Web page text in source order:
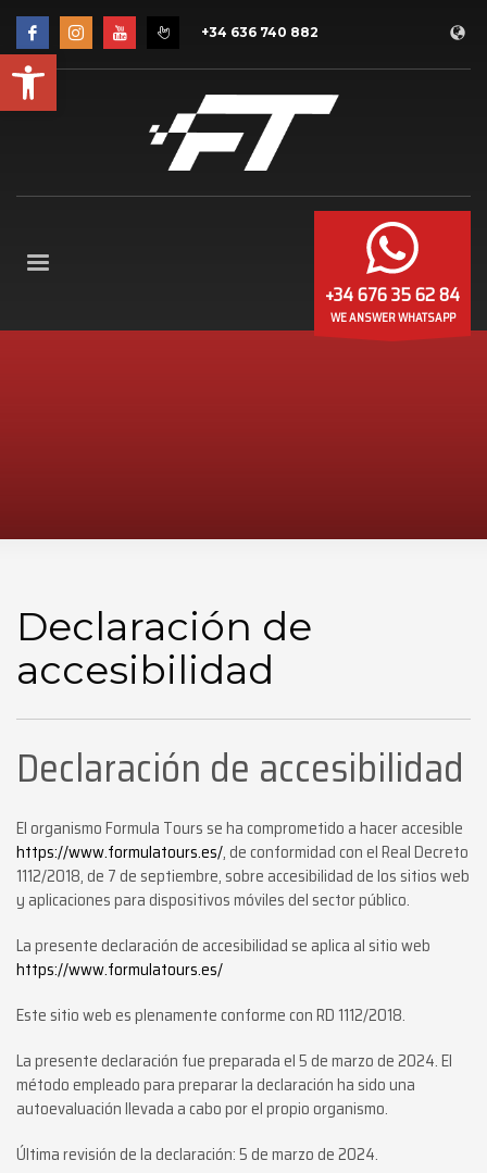
Abrir barra de herramientas
+34 636 740 882
+34 676 35 62 84
WE ANSWER WHATSAPP
Declaración de
accesibilidad
Declaración de accesibilidad
El organismo Formula Tours se ha comprometido a hacer accesible
https://www.formulatours.es/, de conformidad con el Real Decreto
1112/2018, de 7 de septiembre, sobre accesibilidad de los sitios web
y aplicaciones para dispositivos móviles del sector público.
La presente declaración de accesibilidad se aplica al sitio web
https://www.formulatours.es/
Este sitio web es plenamente conforme con RD 1112/2018.
La presente declaración fue preparada el 5 de marzo de 2024. El
método empleado para preparar la declaración ha sido una
autoevaluación llevada a cabo por el propio organismo.
Última revisión de la declaración: 5 de marzo de 2024.